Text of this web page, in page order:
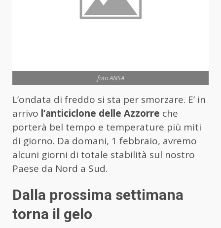
foto ANSA
L’ondata di freddo si sta per smorzare. E’ in
arrivo l’anticiclone delle Azzorre che
porterà bel tempo e temperature più miti
di giorno. Da domani, 1 febbraio, avremo
alcuni giorni di totale stabilità sul nostro
Paese da Nord a Sud.
Dalla prossima settimana
torna il gelo